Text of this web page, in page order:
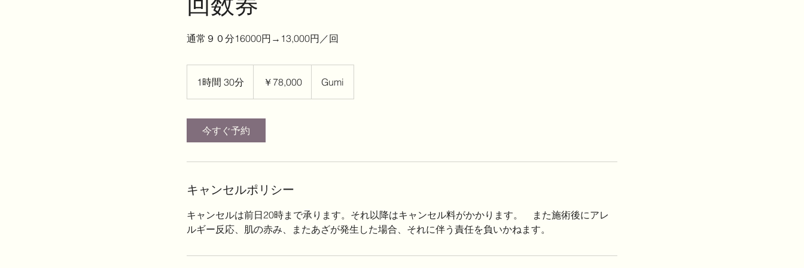
通常９０分16000円→13,000円／回
1時間 30分
時
0
分
￥78,000 Gumi
今すぐ予約
キャンセルポリシー
キャンセルは前日20時まで承ります。それ以降はキャンセル料がかかります。 また施術後にアレ
ルギー反応、肌の赤み、またあざが発生した場合、それに伴う責任を負いかねます。